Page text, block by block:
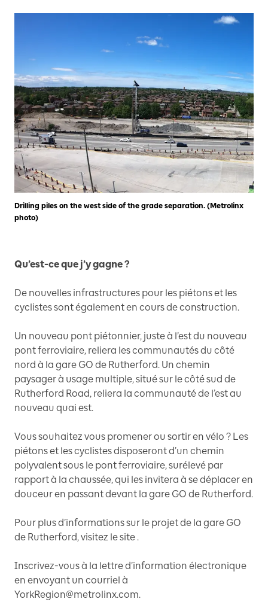
Drilling piles on the west side of the grade separation. (Metrolinx
photo)
Qu’est-ce que j’y gagne ?
De nouvelles infrastructures pour les piétons et les
cyclistes sont également en cours de construction.
Un nouveau pont piétonnier, juste à l’est du nouveau
pont ferroviaire, reliera les communautés du côté
nord à la gare GO de Rutherford. Un chemin
paysager à usage multiple, situé sur le côté sud de
Rutherford Road, reliera la communauté de l’est au
nouveau quai est.
Vous souhaitez vous promener ou sortir en vélo ? Les
piétons et les cyclistes disposeront d’un chemin
polyvalent sous le pont ferroviaire, surélevé par
rapport à la chaussée, qui les invitera à se déplacer en
douceur en passant devant la gare GO de Rutherford.
Pour plus d’informations sur le projet de la gare GO
de Rutherford, visitez le site .
Inscrivez-vous à la lettre d’information électronique
en envoyant un courriel à
YorkRegion@metrolinx.com.